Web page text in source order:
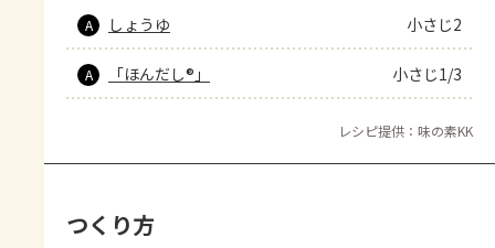
A しょうゆ 小さじ2
A 「ほんだし®」 小さじ1/3
レシピ提供：味の素KK
つくり方